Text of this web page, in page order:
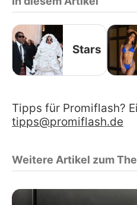
Stars
Tipps für Promiflash?
tipps@promiflash.de
Weitere Artikel zum